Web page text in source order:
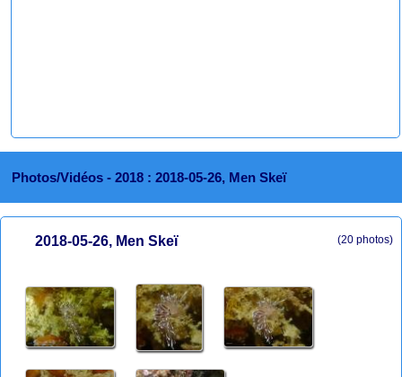
Photos/Vidéos - 2018 : 2018-05-26, Men Skeï
2018-05-26, Men Skeï (20 photos)